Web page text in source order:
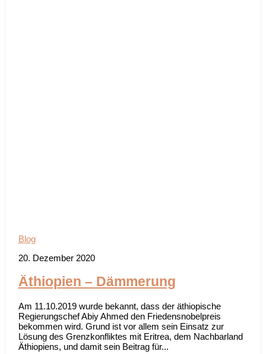
Blog
20. Dezember 2020
Äthiopien – Dämmerung
Am 11.10.2019 wurde bekannt, dass der äthiopische
Regierungschef Abiy Ahmed den Friedensnobelpreis
bekommen wird. Grund ist vor allem sein Einsatz zur
Lösung des Grenzkonfliktes mit Eritrea, dem Nachbarland
Äthiopiens, und damit sein Beitrag für...